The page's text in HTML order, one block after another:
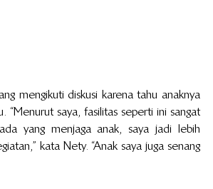
mengikuti diskusi karena tahu anaknya
“Menurut saya, fasilitas seperti ini sangat
yang menjaga anak, saya jadi lebih
kata Nety. “Anak saya juga senang